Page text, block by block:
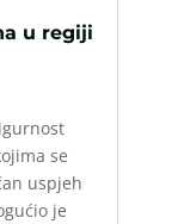
u regiji
se
uspjeh
je